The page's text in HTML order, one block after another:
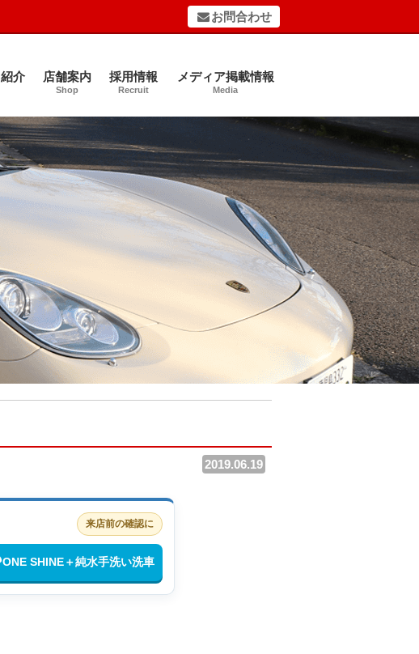
お問合わせ
介 店舗案内
Shop
採用情報
Recruit
メディア掲載情報
Media
2019.06.19
来店前の確認に
ONE SHINE＋純水手洗い洗車